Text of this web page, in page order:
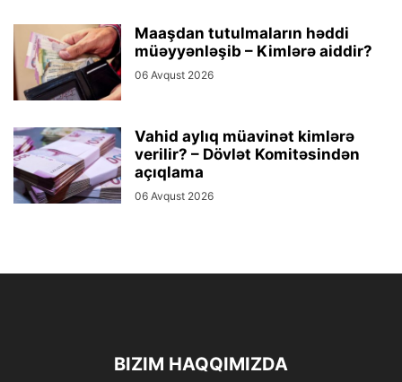
Maaşdan tutulmaların həddi
müəyyənləşib – Kimlərə aiddir?
06 Avqust 2026
Vahid aylıq müavinət kimlərə
verilir? – Dövlət Komitəsindən
açıqlama
06 Avqust 2026
BIZIM HAQQIMIZDA